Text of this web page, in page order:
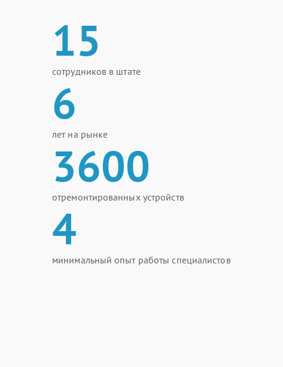
15
сотрудников в штате
6
лет на рынке
3600
отремонтированных устройств
4
минимальный опыт работы специалистов